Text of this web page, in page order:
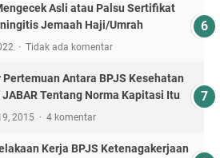
Asli atau Palsu Sertifikat
Jemaah Haji/Umrah
Tidak ada komentar
Antara BPJS Kesehatan
JABAR Tentang Norma Kapitasi Itu
2015 4 komentar
Kerja BPJS Ketenagakerjaan